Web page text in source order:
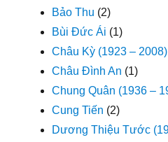
Bảo Thu (2)
Bùi Đức Ái (1)
Châu Kỳ (1923 – 2008)
Châu Đình An (1)
Chung Quân (1936 –
Cung Tiến (2)
Dương Thiệu Tước